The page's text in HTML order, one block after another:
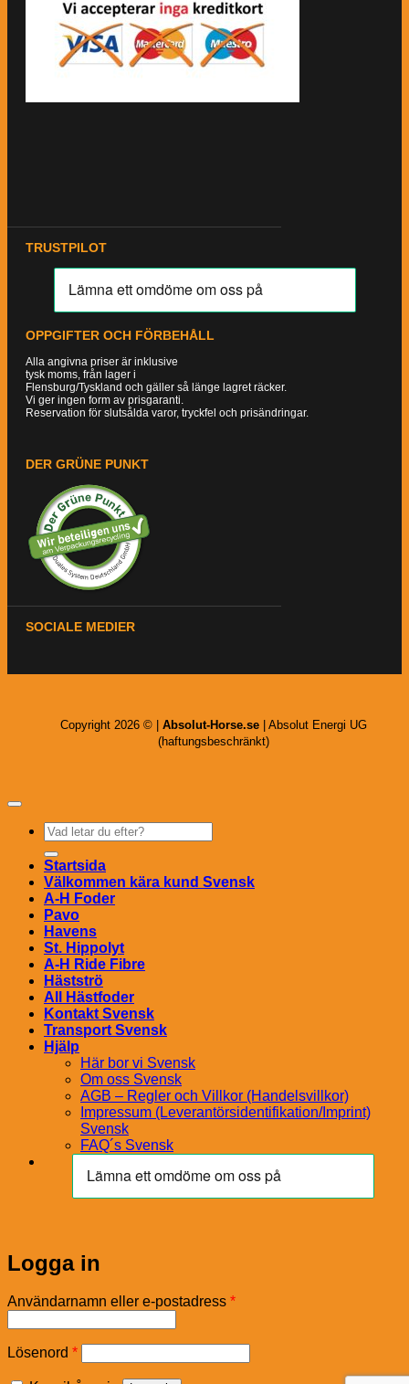
TRUSTPILOT
OPPGIFTER OCH FÖRBEHÅLL
Alla angivna priser är inklusive
tysk moms, från lager i
Flensburg/Tyskland och gäller så länge lagret räcker.
Vi ger ingen form av prisgaranti.
Reservation för slutsålda varor, tryckfel och prisändringar.
DER GRÜNE PUNKT
SOCIALE MEDIER
Copyright 2026 © | Absolut-Horse.se | Absolut Energi UG
(haftungsbeschränkt)
Sök
efter:
Startsida
Välkommen kära kund Svensk
A-H Foder
Pavo
Havens
St. Hippolyt
A-H Ride Fibre
Hästströ
All Hästfoder
Kontakt Svensk
Transport Svensk
Hjälp
Här bor vi Svensk
Om oss Svensk
AGB – Regler och Villkor (Handelsvillkor)
Impressum (Leverantörsidentifikation/Imprint)
Svensk
FAQ´s Svensk
Logga in
Användarnamn eller e-postadress *Obligatoriskt
Lösenord *Obligatoriskt